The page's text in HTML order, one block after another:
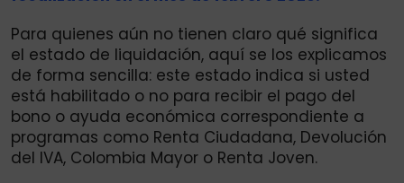
Para quienes aún no tienen claro qué significa
el estado de liquidación, aquí se los explicamos
de forma sencilla: este estado indica si usted
está habilitado o no para recibir el pago del
bono o ayuda económica correspondiente a
programas como Renta Ciudadana, Devolución
del IVA, Colombia Mayor o Renta Joven.